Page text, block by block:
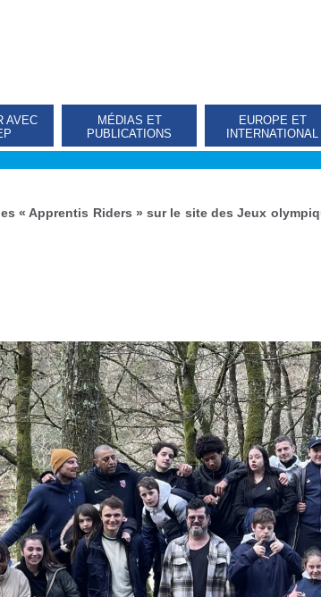
AVEC
MÉDIAS ET
PUBLICATIONS
EUROPE ET
INTERNATIONAL
« Apprentis Riders » sur le site des Jeux